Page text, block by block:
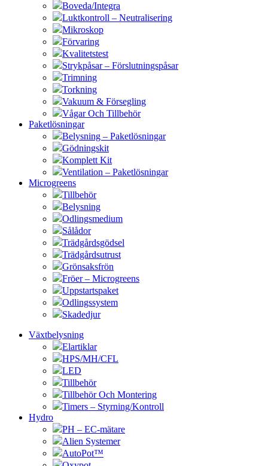
Boveda/Integra
Luktkontroll – Neutralisering
Mikroskop
Förvaring
Kvalitetstest
Strykpåsar – Förslutningspåsar
Trimning
Torkning
Vakuum & Försegling
Vågar Och Tillbehör
Paketlösningar
Belysning – Paketlösningar
Gödningskit
Komplett Kit
Ventilation – Paketlösningar
Microgreens
Tillbehör
Belysning
Odlingsmedium
Sålådor
Trädgårdsgödsel
Trädgårdsutrust
Grönsaksfrön
Fröer – Microgreens
Uppstartspaket
Odlingssystem
Skadedjur
Växtbelysning
Elartiklar
HPS/MH/CFL
LED
Tillbehör
Tillbehör Och Montering
Timers – Styrning/Kontroll
Hydro
PH – EC-mätare
Alien Systemer
AutoPot™